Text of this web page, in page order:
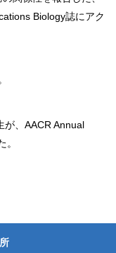
Biology誌にアク
が、AACR Annual